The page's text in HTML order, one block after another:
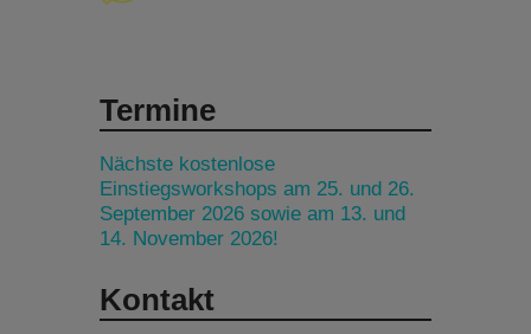
Termine
Nächste kostenlose
Einstiegsworkshops am 25. und 26.
September 2026 sowie am 13. und
14. November 2026!
Kontakt